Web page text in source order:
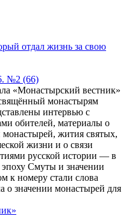
отдал жизнь за свою
№2 (66)
«Монастырский вестник»
монастырям
интервью с
обителей, материалы о
жития святых,
жизни и о связи
русской истории — в
Смуты и значении
к номеру стали слова
о значении монастырей для